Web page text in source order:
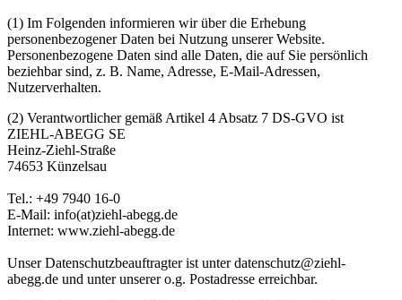
(1) Im Folgenden informieren wir über die Erhebung
personenbezogener Daten bei Nutzung unserer Website.
Personenbezogene Daten sind alle Daten, die auf Sie persönlich
beziehbar sind, z. B. Name, Adresse, E-Mail-Adressen,
Nutzerverhalten.
(2) Verantwortlicher gemäß Artikel 4 Absatz 7 DS-GVO ist
ZIEHL-ABEGG SE
Heinz-Ziehl-Straße
74653 Künzelsau
Tel.: +49 7940 16-0
E-Mail: info(at)ziehl-abegg.de
Internet: www.ziehl-abegg.de
Unser Datenschutzbeauftragter ist unter datenschutz@ziehl-
abegg.de und unter unserer o.g. Postadresse erreichbar.